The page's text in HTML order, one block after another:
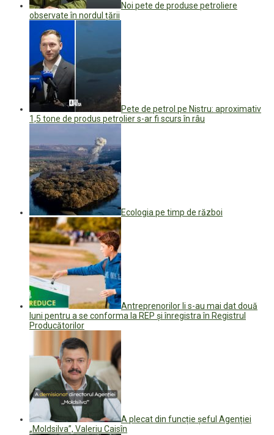
Noi pete de produse petroliere
observate în nordul țării
Pete de petrol pe Nistru: aproximativ
1,5 tone de produs petrolier s-ar fi scurs în râu
Ecologia pe timp de război
Antreprenorilor li s-au mai dat două
luni pentru a se conforma la REP și înregistra în Registrul
Producătorilor
A plecat din funcție șeful Agenției
„Moldsilva”, Valeriu Caisîn